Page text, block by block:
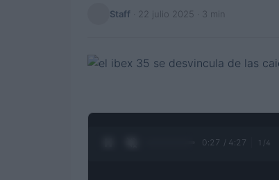
Staff 22 julio 2025 · 3 min
0:28 / 4:27 1 /4